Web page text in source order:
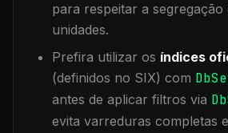
para respeitar a segregação
unidades.
Prefira utilizar os índices
(definidos no SIX) com
antes de aplicar filtros via
evita varreduras completas